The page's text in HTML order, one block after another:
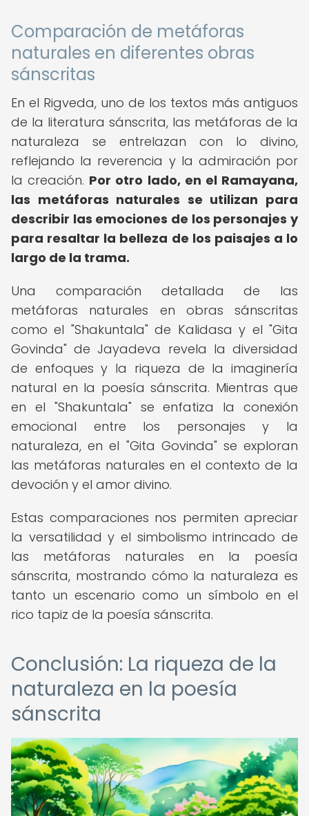
Comparación de metáforas
naturales en diferentes obras
sánscritas
En el Rigveda, uno de los textos más antiguos
de la literatura sánscrita, las metáforas de la
naturaleza se entrelazan con lo divino,
reflejando la reverencia y la admiración por
la creación. Por otro lado, en el Ramayana,
las metáforas naturales se utilizan para
describir las emociones de los personajes y
para resaltar la belleza de los paisajes a lo
largo de la trama.
Una comparación detallada de las
metáforas naturales en obras sánscritas
como el "Shakuntala" de Kalidasa y el "Gita
Govinda" de Jayadeva revela la diversidad
de enfoques y la riqueza de la imaginería
natural en la poesía sánscrita. Mientras que
en el "Shakuntala" se enfatiza la conexión
emocional entre los personajes y la
naturaleza, en el "Gita Govinda" se exploran
las metáforas naturales en el contexto de la
devoción y el amor divino.
Estas comparaciones nos permiten apreciar
la versatilidad y el simbolismo intrincado de
las metáforas naturales en la poesía
sánscrita, mostrando cómo la naturaleza es
tanto un escenario como un símbolo en el
rico tapiz de la poesía sánscrita.
Conclusión: La riqueza de la
naturaleza en la poesía
sánscrita